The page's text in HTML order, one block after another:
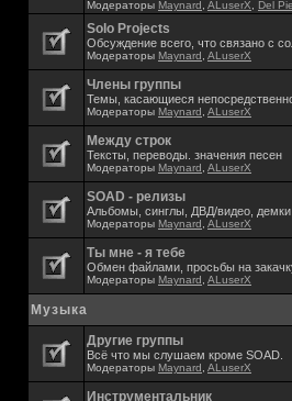
Модераторы Maynard ALuserX Del
Solo Projects
Обсуждение всего, что связано с
Модераторы Maynard ALuserX
Члены группы
Темы, касающиеся
Модераторы Maynard ALuserX
Между строк
Тексты, переводы. значения песен
Модераторы Maynard ALuserX
SOAD - релизы
Альбомы, синглы, ДВД/видео, демки
Модераторы Maynard ALuserX
Ты мне - я тебе
Обмен файлами, просьбы на
Модераторы Maynard ALuserX
Музыка
Другие группы
Всё что мы слушаем кроме SOAD.
Модераторы Maynard ALuserX
Инструментальник